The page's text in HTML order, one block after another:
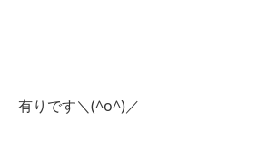
有りです＼(^o^)／